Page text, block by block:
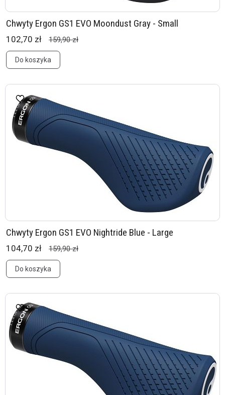
Chwyty Ergon GS1 EVO Moondust Gray - Small
102,70 zł 159,90 zł
Do koszyka
Chwyty Ergon GS1 EVO Nightride Blue - Large
104,70 zł 159,90 zł
Do koszyka